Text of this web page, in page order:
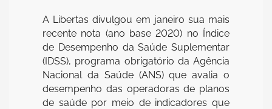
A Libertas divulgou em janeiro sua mais
recente nota (ano base 2020) no Índice
de Desempenho da Saúde Suplementar
(IDSS), programa obrigatório da Agência
Nacional da Saúde (ANS) que avalia o
desempenho das operadoras de planos
de saúde por meio de indicadores que